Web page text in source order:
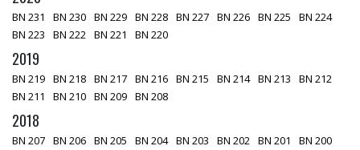
BN 231 BN 230 BN 229 BN 228 BN 227 BN 226 BN 225
BN 224
BN 223
BN 222 BN 221 BN 220
2019
BN 219 BN 218 BN 217 BN 216 BN 215 BN 214 BN 213
BN 212
BN 211
BN 210 BN 209 BN 208
2018
BN 207 BN 206 BN 205 BN 204 BN 203 BN 202 BN 201
BN 200